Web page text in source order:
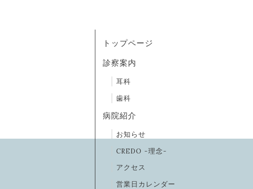
トップページ
診察案内
耳科
歯科
病院紹介
お知らせ
CREDO -理念-
アクセス
営業日カレンダー